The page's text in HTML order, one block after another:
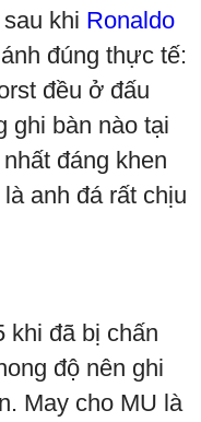
khi Ronaldo
đúng thực tế:
đều ở đấu
ghi bàn nào tại
đáng khen
anh đá rất chịu
khi đã bị chấn
độ nên ghi
May cho MU là